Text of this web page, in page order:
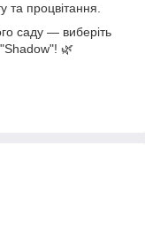
та процвітання.
саду — виберіть
🌿